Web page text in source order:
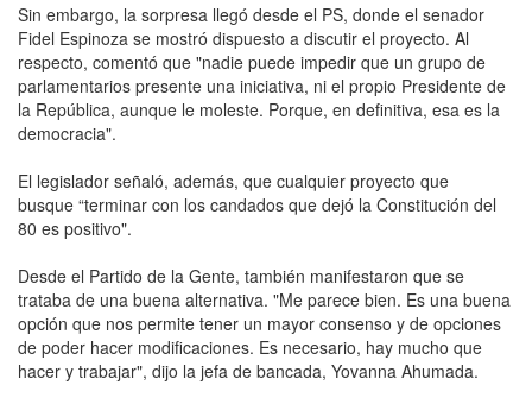
Sin embargo, la sorpresa llegó desde el PS, donde el senador
Fidel Espinoza se mostró dispuesto a discutir el proyecto. Al
respecto, comentó que "nadie puede impedir que un grupo de
parlamentarios presente una iniciativa, ni el propio Presidente de
la República, aunque le moleste. Porque, en definitiva, esa es la
democracia".
El legislador señaló, además, que cualquier proyecto que
busque “terminar con los candados que dejó la Constitución del
80 es positivo".
Desde el Partido de la Gente, también manifestaron que se
trataba de una buena alternativa. "Me parece bien. Es una buena
opción que nos permite tener un mayor consenso y de opciones
de poder hacer modificaciones. Es necesario, hay mucho que
hacer y trabajar", dijo la jefa de bancada, Yovanna Ahumada.